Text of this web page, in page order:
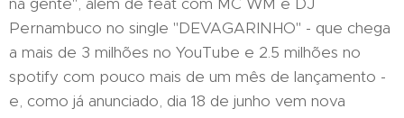
Pernambuco no single "DEVAGARINHO" - que chega
a mais de 3 milhões no YouTube e 2.5 milhões no
spotify com pouco mais de um mês de lançamento -
e, como já anunciado, dia 18 de junho vem nova